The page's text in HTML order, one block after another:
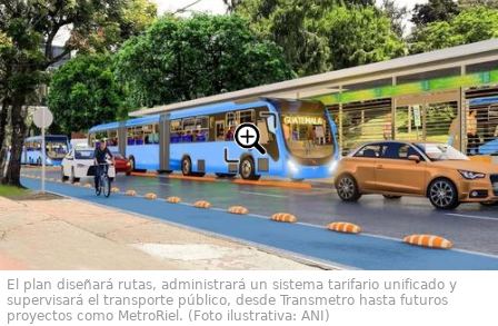
El plan diseñará rutas, administrará un sistema tarifario unificado y
supervisará el transporte público, desde Transmetro hasta futuros
proyectos como MetroRiel. (Foto ilustrativa: ANI)